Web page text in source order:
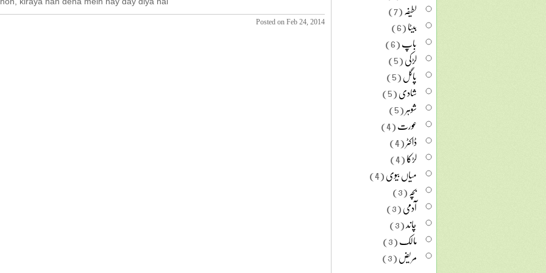
Posted on Feb 24, 2014 لطیفہ(7)
بیٹا(6)
باپ(6)
لڑکی(5)
پاگل(5)
شادی(5)
شوہر(5)
عورت(4)
ڈاکٹر(4)
لڑکا(4)
میاں بیوی(4)
بچہ(3)
آدمی(3)
چاند(3)
مالک(3)
مریض(3)